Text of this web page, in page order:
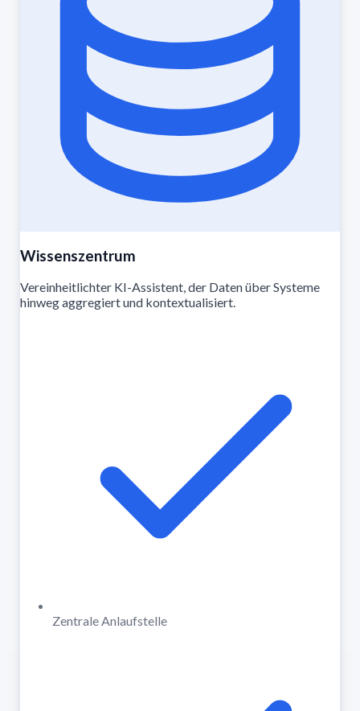
Wissenszentrum
Vereinheitlichter KI-Assistent, der Daten über Systeme
hinweg aggregiert und kontextualisiert.
Zentrale Anlaufstelle